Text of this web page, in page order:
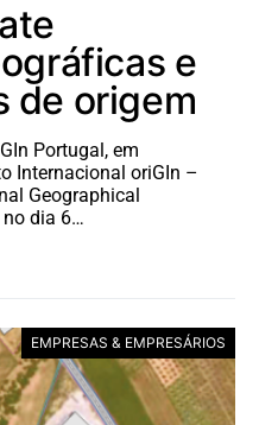
e
de origem
Portugal, em
Internacional oriGIn –
Geographical
no dia 6…
EMPRESAS & EMPRESÁRIOS